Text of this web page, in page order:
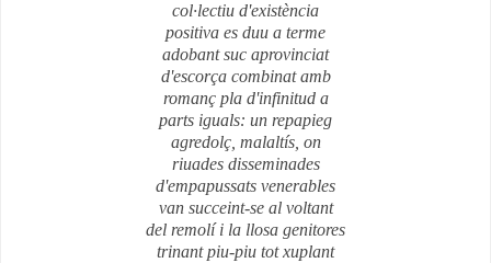
col·lectiu d'existència
positiva es duu a terme
adobant suc aprovinciat
d'escorça combinat amb
romanç pla d'infinitud a
parts iguals: un repapieg
agredolç, malaltís, on
riuades disseminades
d'empapussats venerables
van succeint-se al voltant
del remolí i la llosa genitores
trinant piu-piu tot xuplant